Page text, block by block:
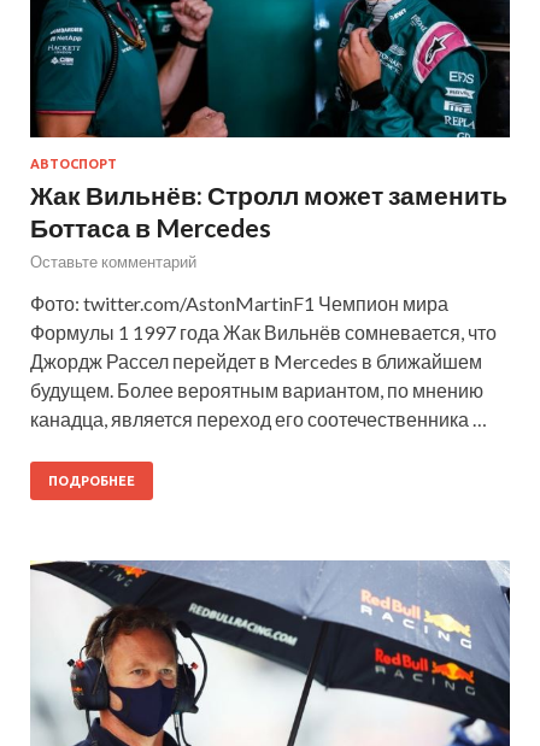
АВТОСПОРТ
Жак Вильнёв: Стролл может заменить
Боттаса в Mercedes
Оставьте комментарий
Фото: twitter.com/AstonMartinF1 Чемпион мира
Формулы 1 1997 года Жак Вильнёв сомневается, что
Джордж Рассел перейдет в Mercedes в ближайшем
будущем. Более вероятным вариантом, по мнению
канадца, является переход его соотечественника …
ПОДРОБНЕЕ